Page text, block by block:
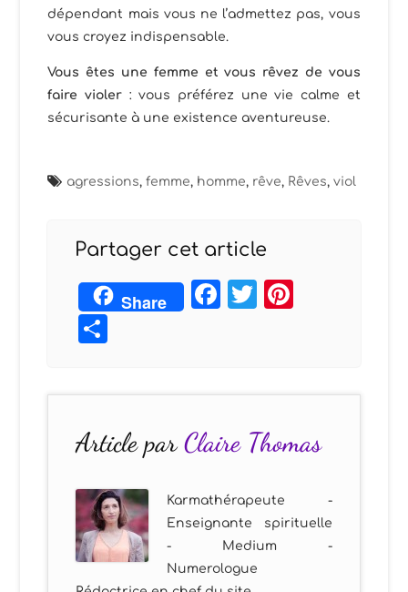
dépendant mais vous ne l’admettez pas, vous
vous croyez indispensable.
Vous êtes une femme et vous rêvez de vous
faire violer : vous préférez une vie calme et
sécurisante à une existence aventureuse.
agressions,femme, homme, rêve, Rêves,viol
Partager cet article
Share Facebook
Twitter
Article parClaire Thomas
Karmathérapeute -
Enseignante spirituelle
- Medium -
Numerologue